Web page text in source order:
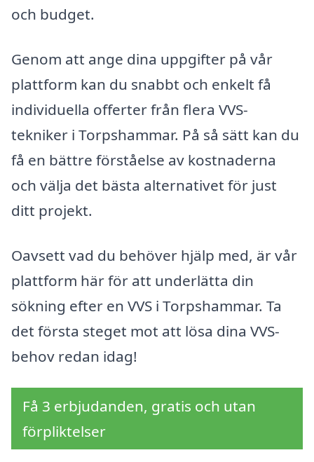
och budget.
Genom att ange dina uppgifter på vår
plattform kan du snabbt och enkelt få
individuella offerter från flera VVS-
tekniker i Torpshammar. På så sätt kan du
få en bättre förståelse av kostnaderna
och välja det bästa alternativet för just
ditt projekt.
Oavsett vad du behöver hjälp med, är vår
plattform här för att underlätta din
sökning efter en VVS i Torpshammar. Ta
det första steget mot att lösa dina VVS-
behov redan idag!
Få 3 erbjudanden, gratis och utan
förpliktelser